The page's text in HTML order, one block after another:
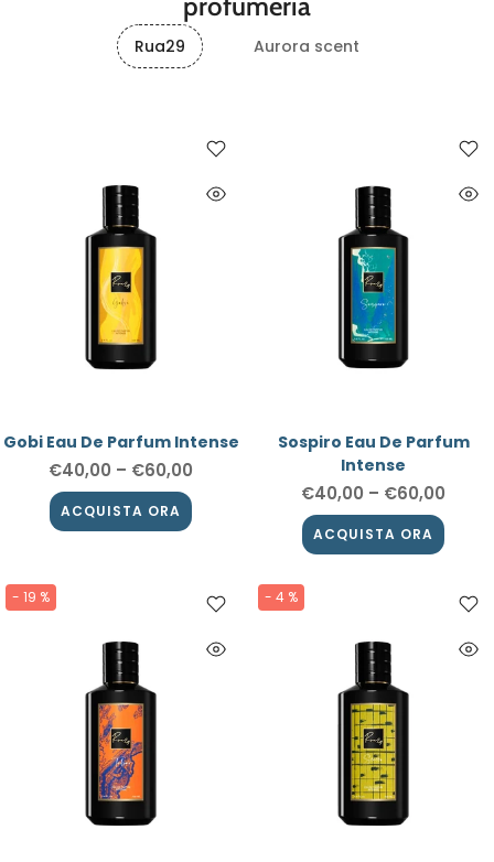
Rua29 Aurora scent
Gobi Eau De Parfum Intense
€40,00 – €60,00
ACQUISTA ORA
Sospiro Eau De Parfum
Intense
€40,00 – €60,00
ACQUISTA ORA
- 19 % - 4 %
ACQUISTA ORA